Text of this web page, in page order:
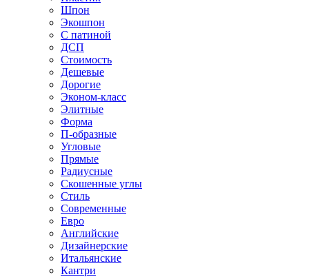
Шпон
Экошпон
С патиной
ДСП
Стоимость
Дешевые
Дорогие
Эконом-класс
Элитные
Форма
П-образные
Угловые
Прямые
Радиусные
Скошенные углы
Стиль
Современные
Евро
Английские
Дизайнерские
Итальянские
Кантри